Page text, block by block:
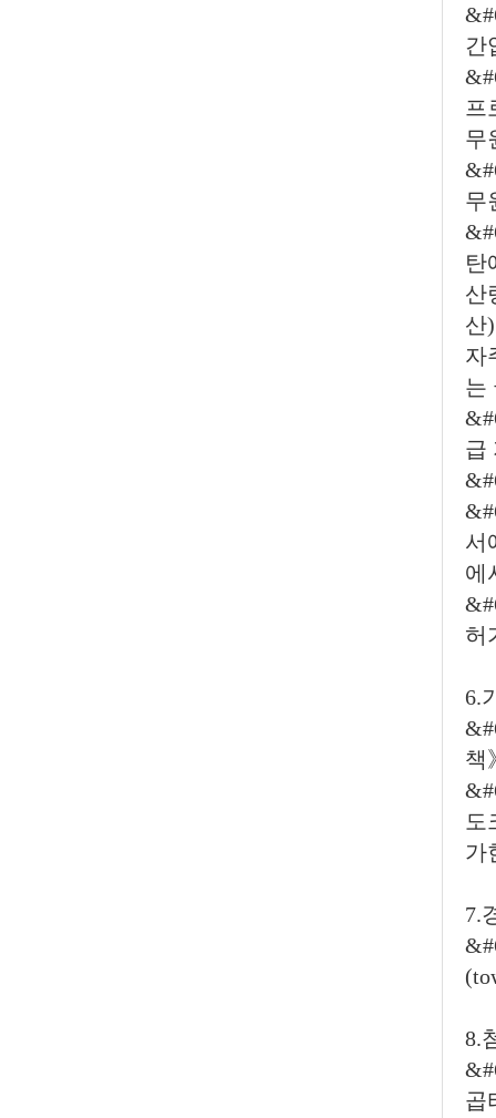
간
프
무
무
탄
산
산
자
는
급
서
에
허
6.
책
도
가
7.
8.
곱